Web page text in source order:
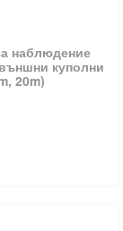
наблюдение
куполни
20m)